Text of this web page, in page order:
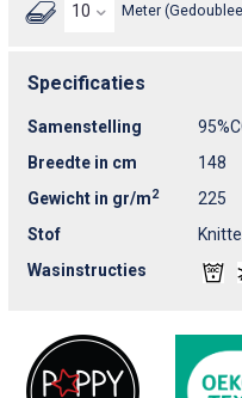
Meter
Specificaties
Samenstelling
Breedte in cm
148
Gewicht in gr/m2
225
Stof
Wasinstructies